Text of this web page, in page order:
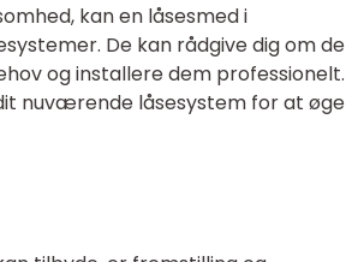
kan en låsesmed i
De kan rådgive dig om de
og installere dem professionelt.
nuværende låsesystem for at øge